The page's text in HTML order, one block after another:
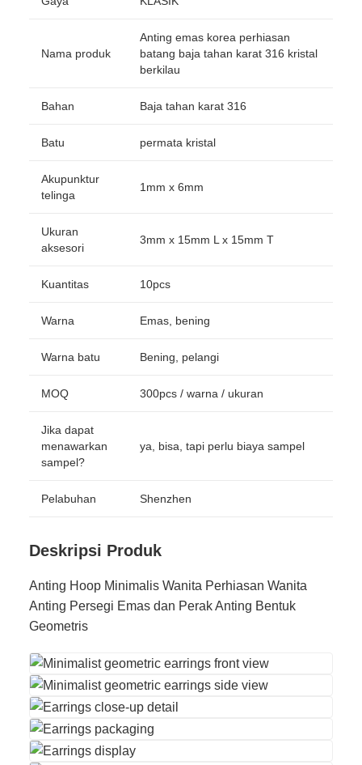
Nama produk
Anting emas korea perhiasan
batang baja tahan karat 316 kristal
berkilau
Bahan Baja tahan karat 316
Batu permata kristal
Akupunktur
telinga
1mm x 6mm
Ukuran
aksesori
3mm x 15mm L x 15mm T
Kuantitas 10pcs
Warna Emas, bening
Warna batu Bening, pelangi
MOQ 300pcs / warna / ukuran
Jika dapat
menawarkan
sampel?
ya, bisa, tapi perlu biaya sampel
Pelabuhan Shenzhen
Deskripsi Produk
Anting Hoop Minimalis Wanita Perhiasan Wanita
Anting Persegi Emas dan Perak Anting Bentuk
Geometris